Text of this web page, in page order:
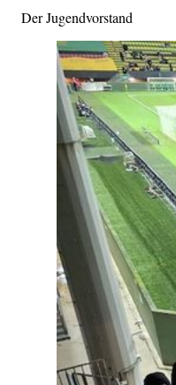
Der Jugendvorstand